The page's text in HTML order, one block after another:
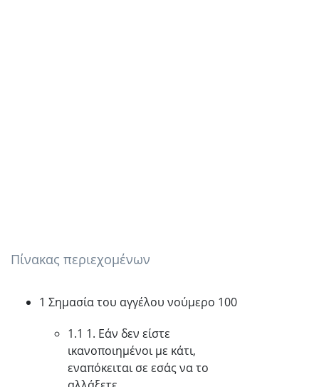
Πίνακας περιεχομένων
1 Σημασία του αγγέλου νούμερο 100
1.1 1. Εάν δεν είστε
ικανοποιημένοι με κάτι,
εναπόκειται σε εσάς να το